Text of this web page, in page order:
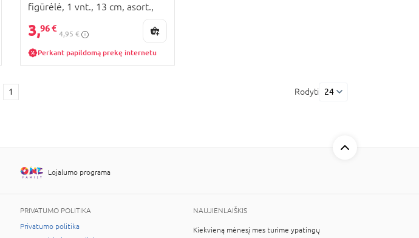
figūrėlė, 1 vnt., 13 cm, asort.,
3,96 €
4,95 €
Perkant papildomą prekę internetu
1 Rodyti 24
Lojalumo programa
PRIVATUMO POLITIKA
Privatumo politika
NAUJIENLAIŠKIS
Kiekvieną mėnesį mes turime ypatingų